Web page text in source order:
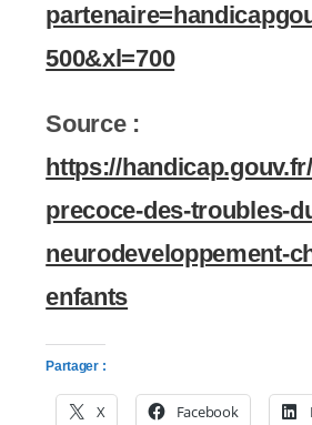
500&xl=700
Source :
https://
precoce-des-troubles-
neurodeveloppement-
enfants
Partager :
X Facebook